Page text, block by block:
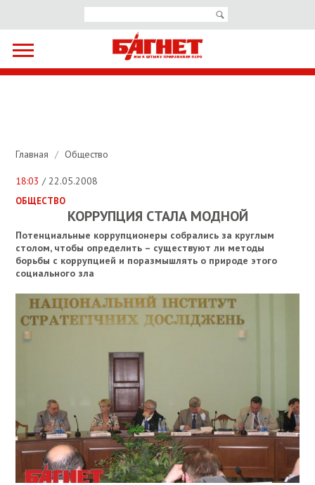
Главная / Общество
18:03 / 22.05.2008
ОБЩЕСТВО
КОРРУПЦИЯ СТАЛА МОДНОЙ
Потенциальные коррупционеры собрались за круглым
столом, чтобы определить – существуют ли методы
борьбы с коррупцией и поразмышлять о природе этого
социального зла